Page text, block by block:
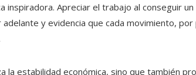
inspiradora. Apreciar el trabajo al conseguir
y evidencia que cada movimiento, por
la estabilidad económica, sino que también